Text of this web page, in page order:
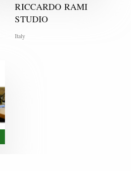
RICCARDO RAMI
STUDIO
Italy